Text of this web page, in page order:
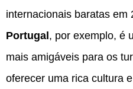
internacionais baratas em
Portugal , por exemplo, é
mais amigáveis para os
oferecer uma rica cultura